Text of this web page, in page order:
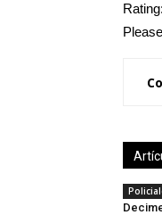
Rating: